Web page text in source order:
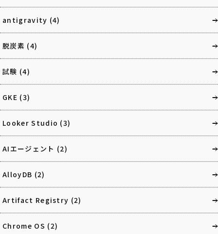
antigravity (4)
脱炭素 (4)
試験 (4)
GKE (3)
Looker Studio (3)
AIエージェント (2)
AlloyDB (2)
Artifact Registry (2)
Chrome OS (2)